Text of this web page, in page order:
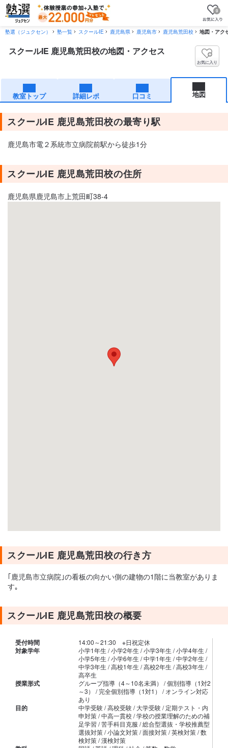
0
塾選（ジュクセン） 塾一覧 スクールIE 鹿児島県 鹿児島市 鹿児島荒田校 地図・アク
スクールIE 鹿児島荒田校の地図・アクセス
お気に入り
教室トップ 詳細レポ 口コミ 地図
スクールIE 鹿児島荒田校の最寄り駅
鹿児島市電２系統市立病院前駅から徒歩1分
スクールIE 鹿児島荒田校の住所
鹿児島県鹿児島市上荒田町38-4
スクールIE 鹿児島荒田校の行き方
｢鹿児島市立病院｣の看板の向かい側の建物の1階に当教室がありま
す｡
スクールIE 鹿児島荒田校の概要
受付時間 14:00～21:30 ※日祝定休
対象学年
小学1年生 / 小学2年生 / 小学3年生 / 小学4年生 /
小学5年生 / 小学6年生 / 中学1年生 / 中学2年生 /
中学3年生 / 高校1年生 / 高校2年生 / 高校3年生 /
高卒生
授業形式
グループ指導（4～10名未満） / 個別指導（1対2
～3） / 完全個別指導（1対1） / オンライン対応
あり
目的
中学受験 / 高校受験 / 大学受験 / 定期テスト・内
申対策 / 中高一貫校 / 学校の授業理解のための補
足学習 / 苦手科目克服 / 総合型選抜・学校推薦型
選抜対策 / 小論文対策 / 面接対策 / 英検対策 / 数
検対策 / 漢検対策